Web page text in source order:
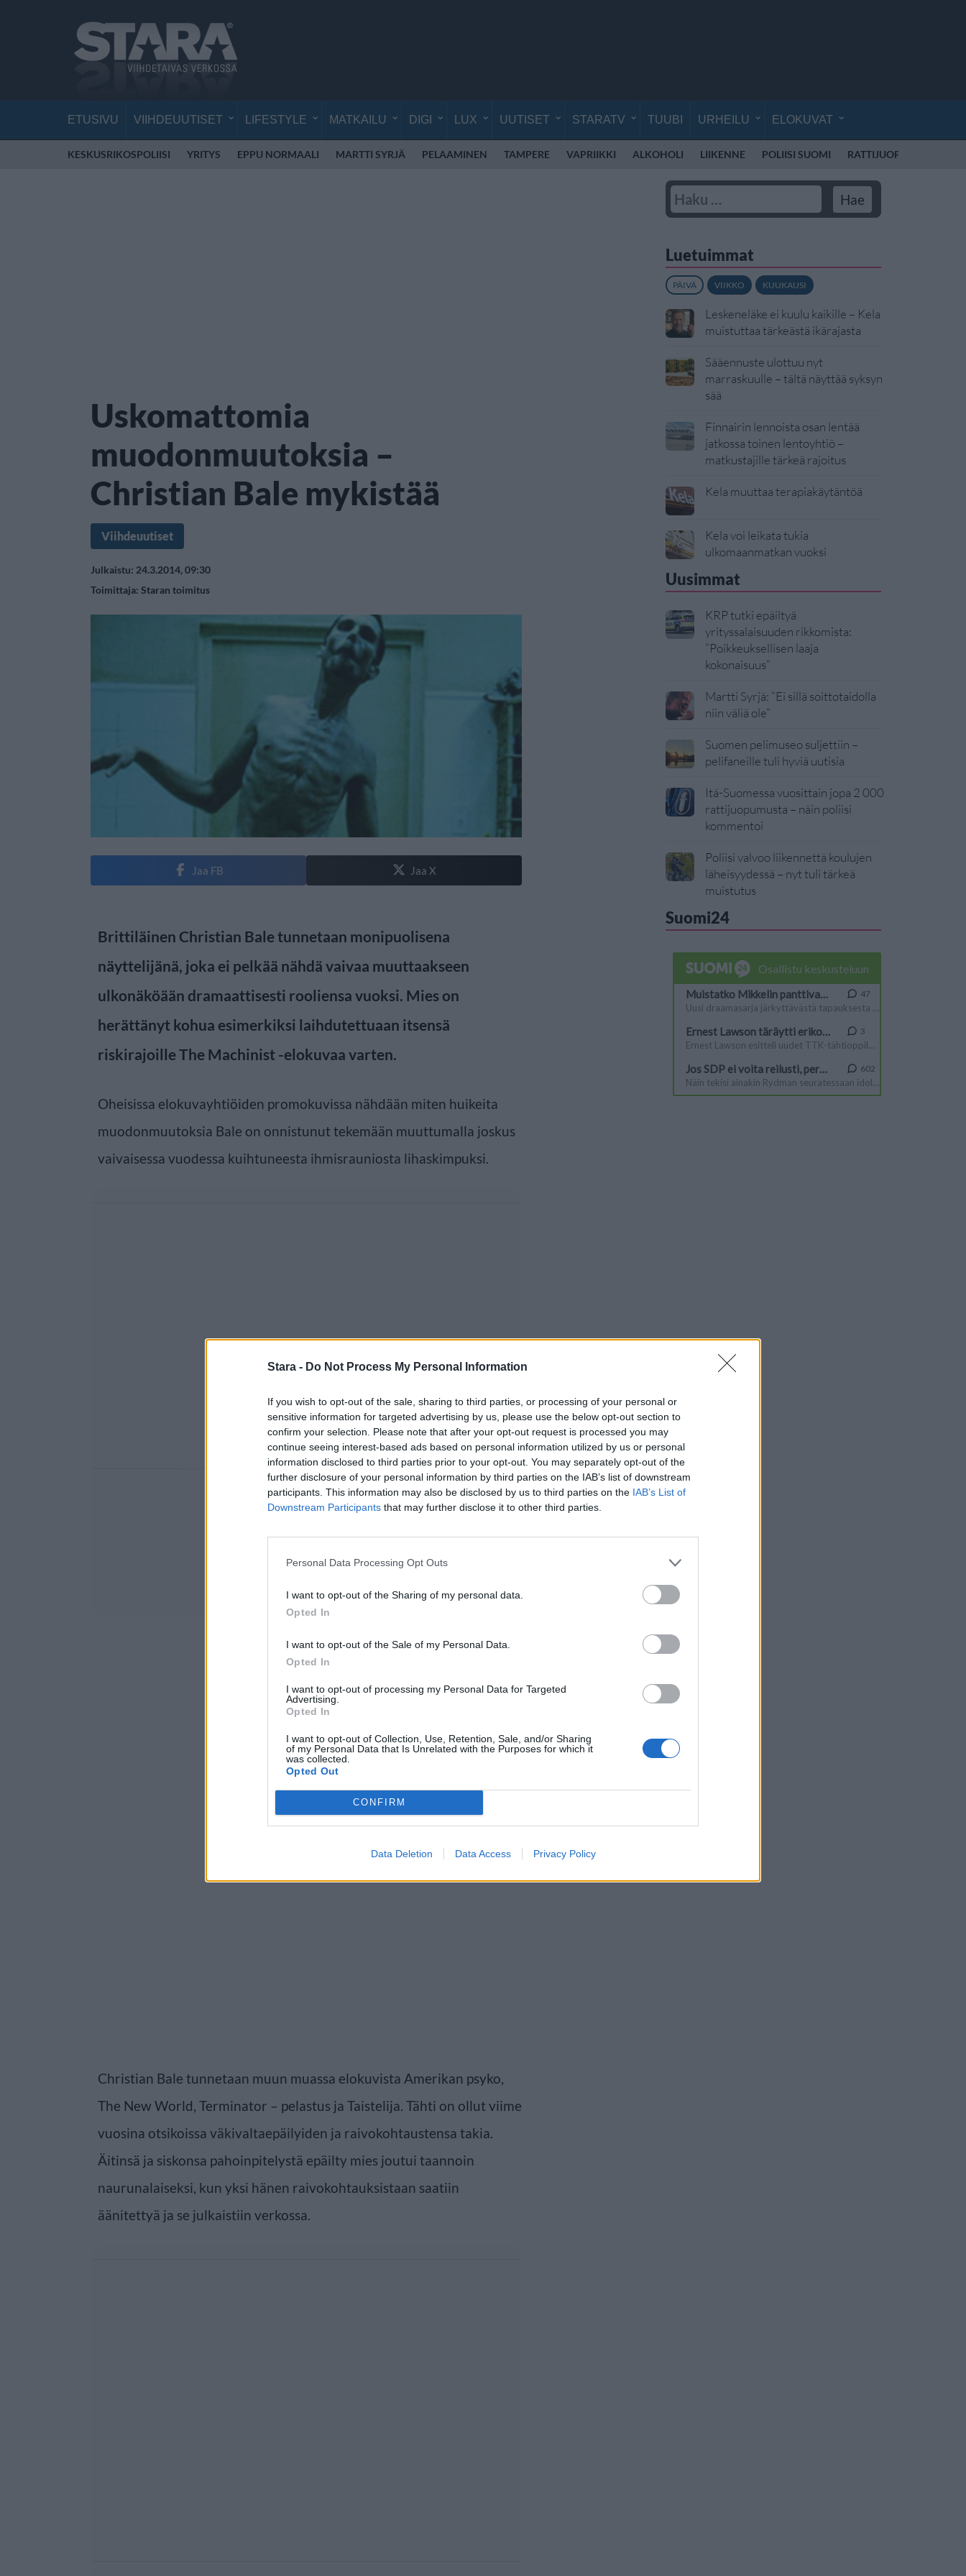
Stara - Do Not Process My Personal Information
If you wish to opt-out of the sale, sharing to third parties, or processing of your personal or
sensitive information for targeted advertising by us, please use the below opt-out section to
confirm your selection. Please note that after your opt-out request is processed you may
continue seeing interest-based ads based on personal information utilized by us or personal
information disclosed to third parties prior to your opt-out. You may separately opt-out of the
further disclosure of your personal information by third parties on the IAB’s list of downstream
participants. This information may also be disclosed by us to third parties on the IAB’s List of
Downstream Participants that may further disclose it to other third parties.
Personal Data Processing Opt Outs
I want to opt-out of the Sharing of my personal data.
Opted In
I want to opt-out of the Sale of my Personal Data.
Opted In
I want to opt-out of processing my Personal Data for Targeted
Advertising.
Opted In
I want to opt-out of Collection, Use, Retention, Sale, and/or Sharing
of my Personal Data that Is Unrelated with the Purposes for which it
was collected.
Opted Out
CONFIRM
Data Deletion Data Access Privacy Policy
ETUSIVU VIIHDEUUTISET LIFESTYLE MATKAILU DIGI LUX UUTISET STARATV TUUBI URHEILU ELOKUVAT
KESKUSRIKOSPOLIISI YRITYS EPPU NORMAALI MARTTI SYRJÄ PELAAMINEN TAMPERE VAPRIIKKI ALKOHOLI LIIKENNE POLIISI SUOMI RATTIJUOPPO
Uskomattomia
muodonmuutoksia –
Christian Bale mykistää
Viihdeuutiset
Julkaistu: 24.3.2014, 09:30
Toimittaja: Staran toimitus
Jaa FB Jaa X
Brittiläinen Christian Bale tunnetaan monipuolisena
näyttelijänä, joka ei pelkää nähdä vaivaa muuttaakseen
ulkonäköään dramaattisesti rooliensa vuoksi. Mies on
herättänyt kohua esimerkiksi laihdutettuaan itsensä
riskirajoille The Machinist -elokuvaa varten.
Oheisissa elokuvayhtiöiden promokuvissa nähdään miten huikeita
muodonmuutoksia Bale on onnistunut tekemään muuttumalla joskus
vaivaisessa vuodessa kuihtuneesta ihmisrauniosta lihaskimpuksi.
Christian Bale tunnetaan muun muassa elokuvista Amerikan psyko,
The New World, Terminator – pelastus ja Taistelija. Tähti on ollut viime
vuosina otsikoissa väkivaltaepäilyiden ja raivokohtaustensa takia.
Äitinsä ja siskonsa pahoinpitelystä epäilty mies joutui taannoin
naurunalaiseksi, kun yksi hänen raivokohtauksistaan saatiin
äänitettyä ja se julkaistiin verkossa.
Luetuimmat
PÄIVÄ VIIKKO KUUKAUSI
Leskeneläke ei kuulu kaikille – Kela
muistuttaa tärkeästä ikärajasta
Sääennuste ulottuu nyt
marraskuulle – tältä näyttää syksyn
sää
Finnairin lennoista osan lentää
jatkossa toinen lentoyhtiö –
matkustajille tärkeä rajoitus
Kela muuttaa terapiakäytäntöä
Kela voi leikata tukia
ulkomaanmatkan vuoksi
Uusimmat
KRP tutki epäiltyä
yrityssalaisuuden rikkomista:
”Poikkeuksellisen laaja
kokonaisuus”
Martti Syrjä: ”Ei sillä soittotaidolla
niin väliä ole”
Suomen pelimuseo suljettiin –
pelifaneille tuli hyviä uutisia
Itä-Suomessa vuosittain jopa 2 000
rattijuopumusta – näin poliisi
kommentoi
Poliisi valvoo liikennettä koulujen
läheisyydessä – nyt tuli tärkeä
muistutus
Suomi24